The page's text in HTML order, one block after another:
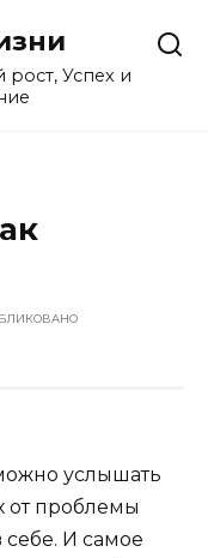
Успех и
услышать
от проблемы
себе. И самое